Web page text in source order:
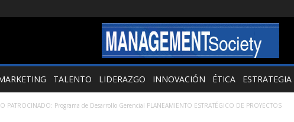
TALENTO LIDERAZGO INNOVACIÓN ÉTICA ESTRATEGIA
PATROCINADO: Programa de Desarrollo Gerencial PLANEAMIENTO ESTRATÉGICO DE PROYECTOS